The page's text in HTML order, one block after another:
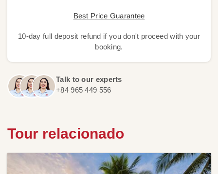
Best Price Guarantee
10-day full deposit refund if you don't proceed with your
booking.
Talk to our experts
+84 965 449 556
Tour relacionado